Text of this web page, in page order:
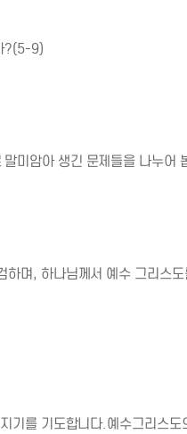
?(5-9)
미암아 생긴 문제들을 나누어
며, 하나님께서 예수 그리스
를 기도합니다.예수그리스